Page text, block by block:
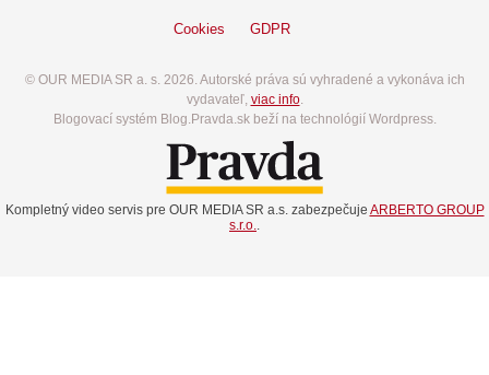
Cookies GDPR
© OUR MEDIA SR a. s. 2026. Autorské práva sú vyhradené a vykonáva ich
vydavateľ, viac info.
Blogovací systém Blog.Pravda.sk beží na technológií Wordpress.
Kompletný video servis pre OUR MEDIA SR a.s. zabezpečuje ARBERTO GROUP
s.r.o.